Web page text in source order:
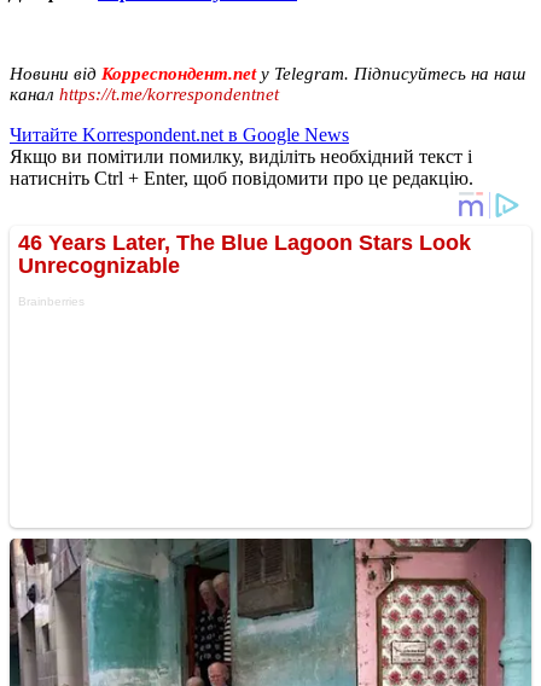
Новини від Корреспондент.netу Telegram. Підписуйтесь на наш
канал https://t.me/korrespondentnet
Читайте Korrespondent.net в Google News
Якщо ви помітили помилку, виділіть необхідний текст і
натисніть Ctrl + Enter, щоб повідомити про це редакцію.